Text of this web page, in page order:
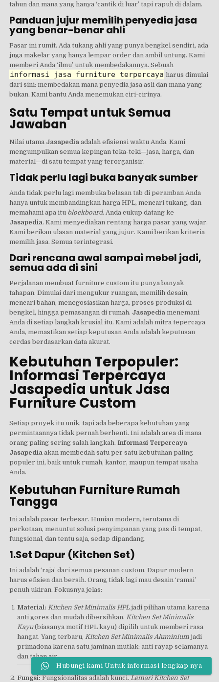
tahun dan mana yang hanya ‘cantik di luar’ tapi rapuh di dalam.
Panduan jujur memilih penyedia jasa
yang benar-benar ahli
Pasar ini rumit. Ada tukang ahli yang punya bengkel sendiri, ada
juga makelar yang hanya lempar order dan ambil untung. Kami
memberi Anda ‘ilmu’ untuk membedakannya. Sebuah
informasi jasa furniture terpercaya harus dimulai
dari sini: membedakan mana penyedia jasa asli dan mana yang
bukan. Kami bantu Anda menemukan ciri-cirinya.
Satu Tempat untuk Semua
Jawaban
Nilai utama Jasapedia adalah efisiensi waktu Anda. Kami
mengumpulkan semua kepingan teka-teki—jasa, harga, dan
material—di satu tempat yang terorganisir.
Tidak perlu lagi buka banyak sumber
Anda tidak perlu lagi membuka belasan tab di peramban Anda
hanya untuk membandingkan harga HPL, mencari tukang, dan
memahami apa itu blockboard. Anda cukup datang ke
Jasapedia. Kami menyediakan rentang harga pasar yang wajar.
Kami berikan ulasan material yang jujur. Kami berikan kriteria
memilih jasa. Semua terintegrasi.
Dari rencana awal sampai mebel jadi,
semua ada di sini
Perjalanan membuat furniture custom itu punya banyak
tahapan. Dimulai dari mengukur ruangan, memilih desain,
mencari bahan, menegosiasikan harga, proses produksi di
bengkel, hingga pemasangan di rumah. Jasapedia menemani
Anda di setiap langkah krusial itu. Kami adalah mitra tepercaya
Anda, memastikan setiap keputusan Anda adalah keputusan
cerdas berdasarkan data akurat.
Kebutuhan Terpopuler:
Informasi Terpercaya
Jasapedia untuk Jasa
Furniture Custom
Setiap proyek itu unik, tapi ada beberapa kebutuhan yang
permintaannya tidak pernah berhenti. Ini adalah area di mana
orang paling sering salah langkah.Informasi Terpercaya
Jasapedia akan membedah satu per satu kebutuhan paling
populer ini, baik untuk rumah, kantor, maupun tempat usaha
Anda.
Kebutuhan Furniture Rumah
Tangga
Ini adalah pasar terbesar. Hunian modern, terutama di
perkotaan, menuntut solusi penyimpanan yang pas di tempat,
fungsional, dan tentu saja, sedap dipandang.
1.Set Dapur (Kitchen Set)
Ini adalah ‘raja’ dari semua pesanan custom. Dapur modern
harus efisien dan bersih. Orang tidak lagi mau desain ‘ramai’
penuh ukiran. Fokusnya jelas:
Material: Kitchen Set Minimalis HPLjadi pilihan utama karena
anti gores dan mudah dibersihkan. Kitchen Set Minimalis
Kayu(biasanya motif HPL kayu) dipilih untuk memberi rasa
hangat. Yang terbaru, Kitchen Set Minimalis Aluminiumjadi
primadona karena satu jaminan mutlak: anti rayap selamanya
dan tahan air.
Fungsi:Fungsionalitas adalah kunci.Lemari Kitchen Set
Hubungi kami Untuk informasi lengkap nya